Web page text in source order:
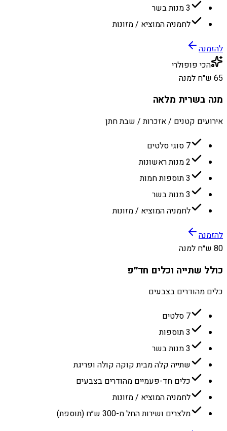
3 מנות בשר
לחמניה המוציא / מזונות
להזמנה
הכי פופולרי
65 ש״ח למנה
מנה בשרית מלאה
אירועים קטנים / אזכרות / שבת חתן
7 סוגי סלטים
2 מנות ראשונות
3 תוספות חמות
3 מנות בשר
לחמניה המוציא / מזונות
להזמנה
80 ש״ח למנה
כולל שתייה וכלים חד״פ
כלים מהודרים בצבעים
7 סלטים
3 תוספות
3 מנות בשר
שתייה קלה מבית קוקה קולה ופריגת
כלים חד-פעמיים מהודרים בצבעים
לחמניה המוציא / מזונות
מלצרים ושירות החל מ-300 ש״ח (תוספת)